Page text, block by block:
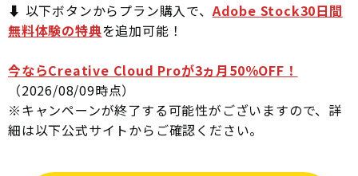
⬇️ 以下ボタンからプラン購入で、Adobe Stock30日間
無料体験の特典を追加可能！
今ならCreative Cloud Proが3ヵ月50％OFF！
（2026/08/09時点）
※キャンペーンが終了する可能性がございますので、詳
細は以下公式サイトからご確認ください。